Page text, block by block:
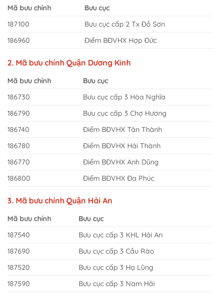
Mã bưu chính
Bưu cục
187100
Bưu cục cấp 2 Tx Đồ Sơn
186960
Điểm BĐVHX Hợp Đức
2. Mã bưu chính Quận Dương Kinh
Mã bưu chính
Bưu cục
186730
Bưu cục cấp 3 Hòa Nghĩa
186790
Bưu cục cấp 3 Chợ Hương
186740
Điểm BĐVHX Tân Thành
186780
Điểm BĐVHX Hải Thành
186770
Điểm BĐVHX Anh Dũng
186800
Điểm BĐVHX Đa Phúc
3. Mã bưu chính Quận Hải An
Mã bưu chính
Bưu cục
187540
Bưu cục cấp 3 KHL Hải An
187690
Bưu cục cấp 3 Cầu Rào
187520
Bưu cục cấp 3 Hạ Lũng
187590
Bưu cục cấp 3 Nam Hải